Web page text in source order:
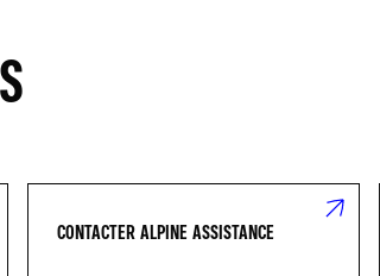
CONTACTER ALPINE ASSISTANCE